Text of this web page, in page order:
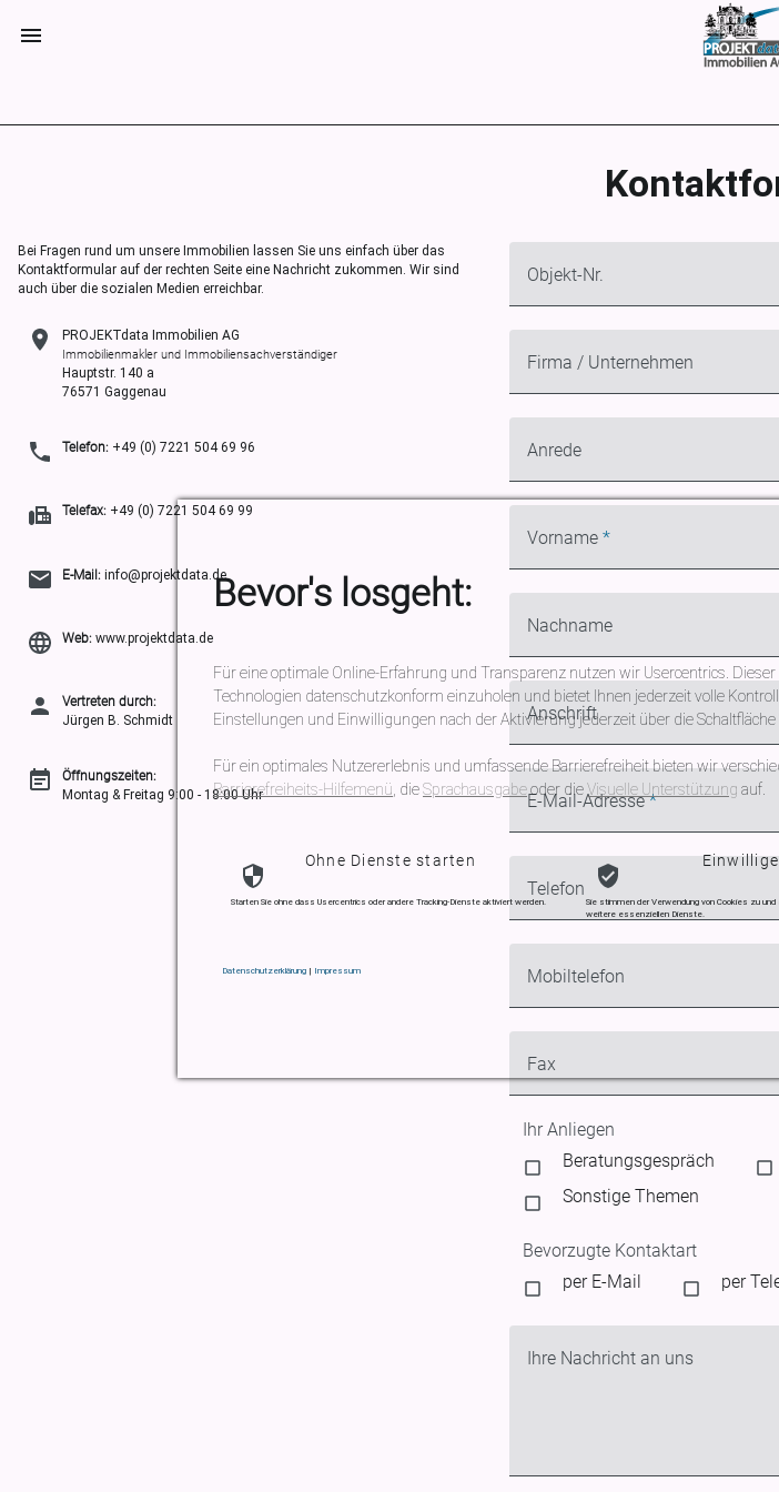
Bevor's losgeht:
Für eine optimale Online-Erfahrung und Transparenz nutzen wir Usercentrics.
Technologien datenschutzkonform einzuholen und bietet Ihnen jederzeit volle
Einstellungen und Einwilligungen nach der Aktivierung jederzeit über die Schaltfläche
Für ein optimales Nutzererlebnis und umfassende Barrierefreiheit bieten wir
Barrierefreiheits-Hilfemenü , dieSprachausgabeoder dieVisuelle Unterstützung auf.
Ohne Dienste starten
Starten Sie ohne dass Usercentrics oder andere Tracking-Dienste aktiviert werden.
Sie stimmen der Verwendung von Cookies zu
weitere essenziellen Dienste.
Datenschutzerklärung | Impressum
Bei Fragen rund um unsere Immobilien lassen Sie uns einfach über das
Kontaktformular auf der rechten Seite eine Nachricht zukommen. Wir sind
auch über die sozialen Medien erreichbar.
PROJEKTdata Immobilien AG
Immobilienmakler und Immobiliensachverständiger
Hauptstr. 140 a
76571 Gaggenau
Telefon: +49 (0) 7221 504 69 96
Telefax: +49 (0) 7221 504 69 99
E-Mail: info@projektdata.de
Web: www.projektdata.de
Vertreten durch:
Jürgen B. Schmidt
Öffnungszeiten:
Montag & Freitag 9:00 - 18:00 Uhr
Objekt-Nr.
Firma / Unternehmen
Anrede
Pflichtfeld
Vorname *
Nachname
Anschrift
Pflichtfeld
E-Mail-Adresse *
Telefon
Mobiltelefon
Fax
Ihr Anliegen
Beratungsgespräch
Sonstige Themen
Bevorzugte Kontaktart
per E-Mail
per
Ihre Nachricht an uns